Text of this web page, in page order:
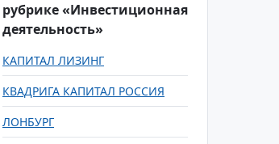
рубрике «Инвестиционная
деятельность»
КАПИТАЛ ЛИЗИНГ
КВАДРИГА КАПИТАЛ РОССИЯ
ЛОНБУРГ